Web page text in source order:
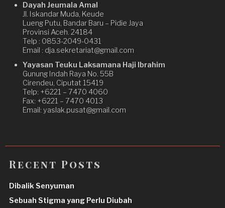
Dayah Jeumala Amal
Jl. Iskandar Muda, Keude
Lueng Putu, Bandar Baru – Pidie Jaya
Provinsi Aceh. 24184
Telp : 0853-2049-0431
Email : dja.sekretariat@gmail.com
Yayasan Teuku Laksamana Haji Ibrahim
Gunung Indah Raya No. 55B
Cirendeu, Ciputat 15419
Telp: +6221 – 7470 4060
Fax: +6221 – 7470 4013
Email: yaslak.pusat@gmail.com
Recent Posts
Dibalik Senyuman
Sebuah Stigma yang Perlu Diubah